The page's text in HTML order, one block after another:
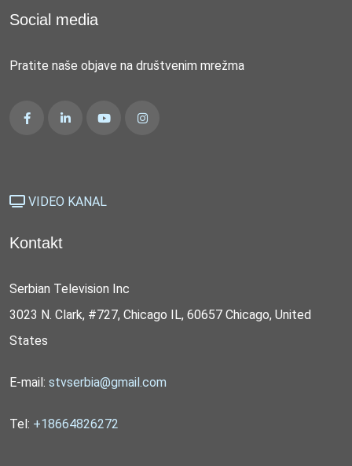
Social media
Pratite naše objave na društvenim mrežma
VIDEO KANAL
Kontakt
Serbian Television Inc
3023 N. Clark, #727, Chicago IL, 60657 Chicago, United
States
E-mail: stvserbia@gmail.com
Tel: +18664826272